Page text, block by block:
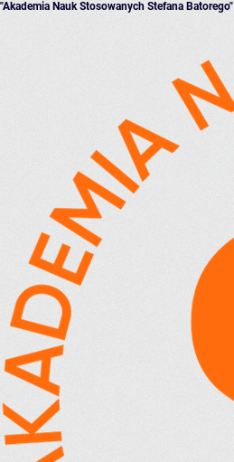
"Akademia Nauk Stosowanych Stefana Batorego"